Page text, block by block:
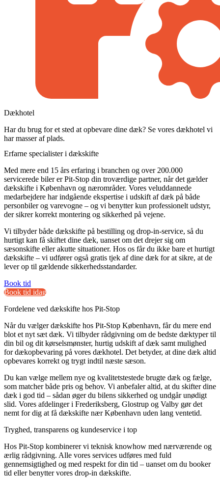
Dækhotel
Har du brug for et sted at opbevare dine dæk? Se vores dækhotel vi
har masser af plads.
Erfarne specialister i dækskifte
Med mere end 15 års erfaring i branchen og over 200.000
servicerede biler er Pit-Stop din troværdige partner, når det gælder
dækskifte i København og nærområder. Vores veluddannede
medarbejdere har indgående ekspertise i udskift af dæk på både
personbiler og varevogne – og vi benytter kun professionelt udstyr,
der sikrer korrekt montering og sikkerhed på vejene.
Vi tilbyder både dækskifte på bestilling og drop-in-service, så du
hurtigt kan få skiftet dine dæk, uanset om det drejer sig om
sæsonskifte eller akutte situationer. Hos os får du ikke bare et hurtigt
dækskifte – vi udfører også gratis tjek af dine dæk for at sikre, at de
lever op til gældende sikkerhedsstandarder.
Book tid
Book tid idag
Fordelene ved dækskifte hos Pit-Stop
Når du vælger dækskifte hos Pit-Stop København, får du mere end
blot et nyt sæt dæk. Vi tilbyder rådgivning om de bedste dæktyper til
din bil og dit kørselsmønster, hurtig udskift af dæk samt mulighed
for dækopbevaring på vores dækhotel. Det betyder, at dine dæk altid
opbevares korrekt og trygt indtil næste sæson.
Du kan vælge mellem nye og kvalitetstestede brugte dæk og fælge,
som matcher både pris og behov. Vi anbefaler altid, at du skifter dine
dæk i god tid – sådan øger du bilens sikkerhed og undgår unødigt
slid. Vores afdelinger i Frederiksberg, Glostrup og Valby gør det
nemt for dig at få dækskifte nær København uden lang ventetid.
Tryghed, transparens og kundeservice i top
Hos Pit-Stop kombinerer vi teknisk knowhow med nærværende og
ærlig rådgivning. Alle vores services udføres med fuld
gennemsigtighed og med respekt for din tid – uanset om du booker
tid eller benytter vores drop-in dækskifte.